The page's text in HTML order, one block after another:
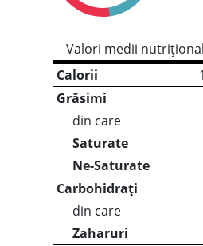
Valori medii
Calorii
Grăsimi
din care
Saturate
Ne-Saturate
Carbohidrați
din care
Zaharuri